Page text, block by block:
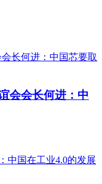
会会长何进：中